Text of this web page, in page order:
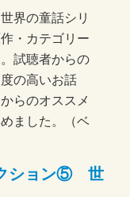
界の童話シリ
・カテゴリー
試聴者からの
の高いお話
らのオススメ
ました。（ベ
ション⑤ 世